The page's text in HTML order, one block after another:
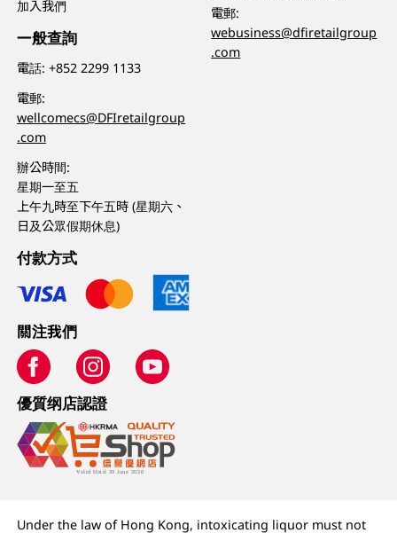
加入我們
一般查詢
電話:+852 2299 1133
電郵:
wellcomecs@DFIretailgroup
.com
辦公時間:
星期一至五
上午九時至下午五時 (星期六、
日及公眾假期休息)
電郵:
webusiness@dfiretailgroup
.com
付款方式
關注我們
優質纲店認證
Under the law of Hong Kong, intoxicating liquor must not